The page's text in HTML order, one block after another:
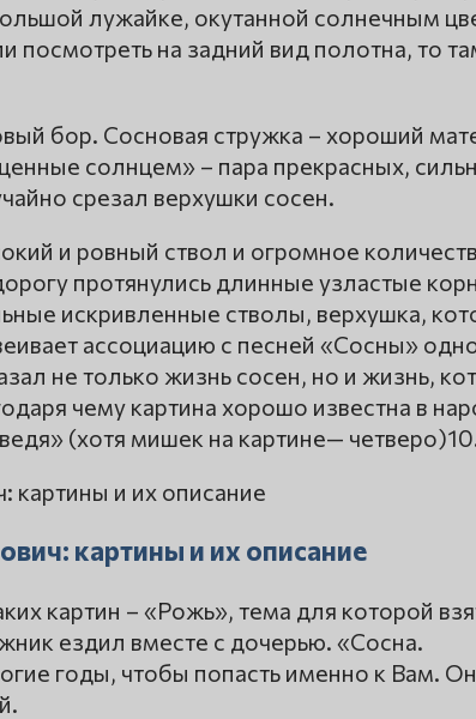
лужайке, окутанной солнечным
посмотреть на задний вид полотна, то
бор. Сосновая стружка – хороший
солнцем» – пара прекрасных,
срезал верхушки сосен.
и ровный ствол и огромное
протянулись длинные узластые
искривленные стволы, верхушка,
ассоциацию с песней «Сосны»
не только жизнь сосен, но и жизнь,
чему картина хорошо известна в
(хотя мишек на картине—
картины и их описание
картин – «Рожь», тема для которой
ездил вместе с дочерью. «Сосна.
годы, чтобы попасть именно к Вам.